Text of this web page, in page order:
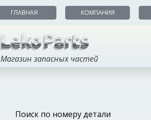
ГЛАВНАЯ КОМПАНИЯ
Магазин запасных частей
Поиск по номеру детали